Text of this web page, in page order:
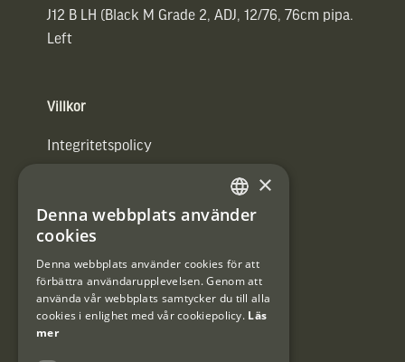
J12 B LH (Black M Grade 2, ADJ, 12/76, 76cm pipa.
Left
Villkor
Integritetspolicy
#Interjaktfamily
Kundklubb
Information om kundklubben.
SWEDISH
×
Denna webbplats använder
cookies
Denna webbplats använder cookies för att
förbättra användarupplevelsen. Genom att
använda vår webbplats samtycker du till alla
cookies i enlighet med vår cookiepolicy. Läs
mer